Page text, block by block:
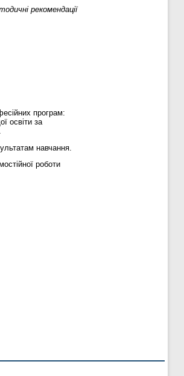
рекомендації
програм:
освіти за
навчання.
роботи